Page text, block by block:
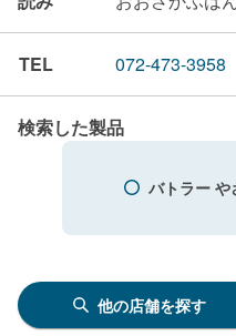
TEL 072-473-3958
検索した製品
バトラー や
他の店舗を探す